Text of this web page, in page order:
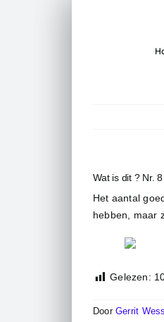
Wat is dit ? Nr. 8
Het aantal
hebben, maar
Gelezen:
DoorGerrit